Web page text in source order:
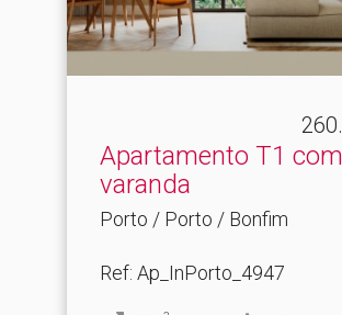
Apartamento T1 com
varanda
Porto / Porto / Bonfim
Ref: Ap_InPorto_4947